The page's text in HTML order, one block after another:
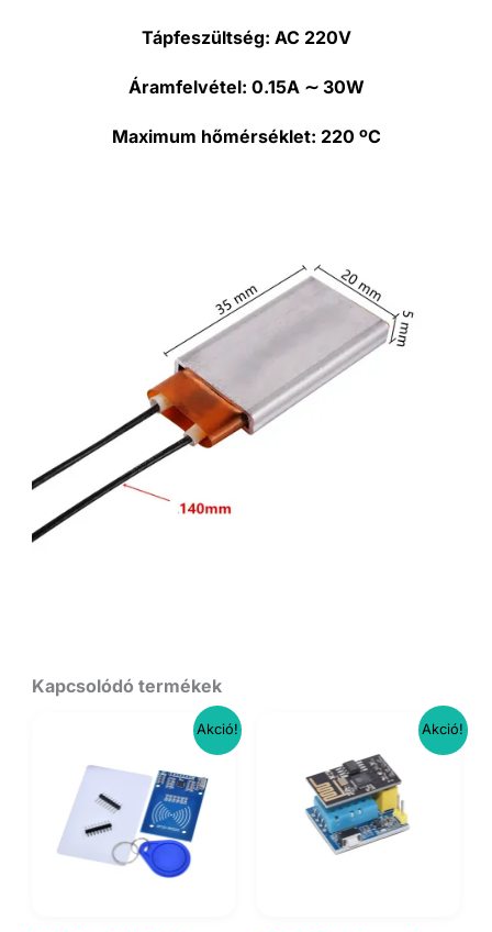
Tápfeszültség: AC 220V
Áramfelvétel: 0.15A ∼ 30W
Maximum hőmérséklet: 220 ºC
Kapcsolódó termékek
Akció! Akció!